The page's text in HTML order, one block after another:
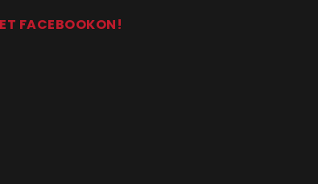
FACEBOOKON!